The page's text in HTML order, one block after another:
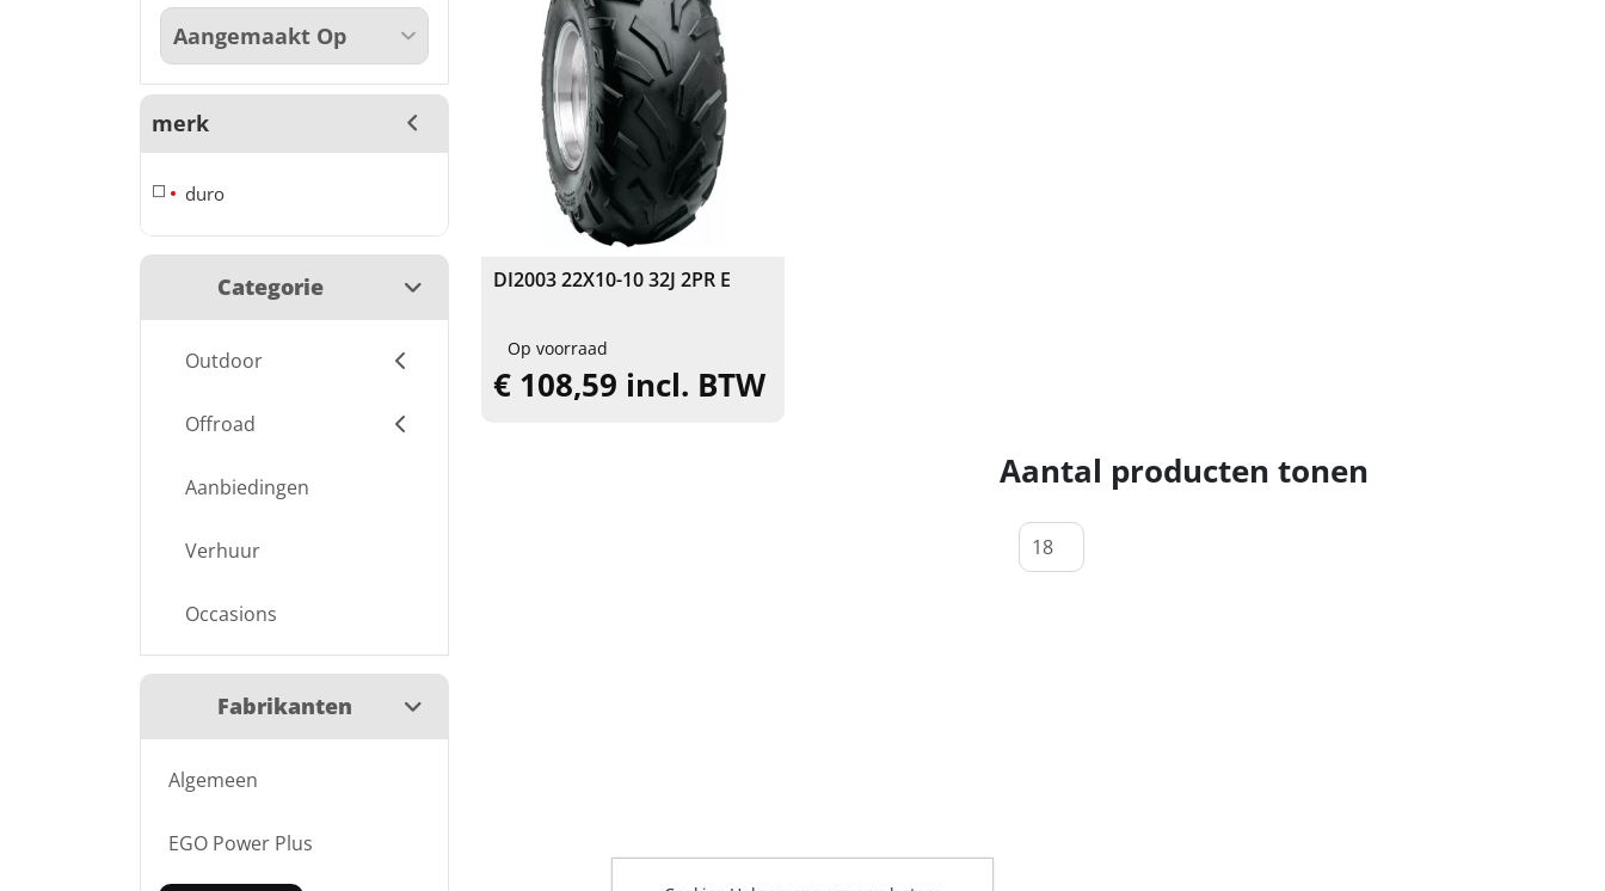
merk
duro
Categorie
Outdoor
Offroad
Aanbiedingen
Verhuur
Occasions
Fabrikanten
Algemeen
EGO Power Plus
DI2003 22X10-10 32J 2PR E
Op voorraad
€ 108,59 incl. BTW
Aantal producten tonen